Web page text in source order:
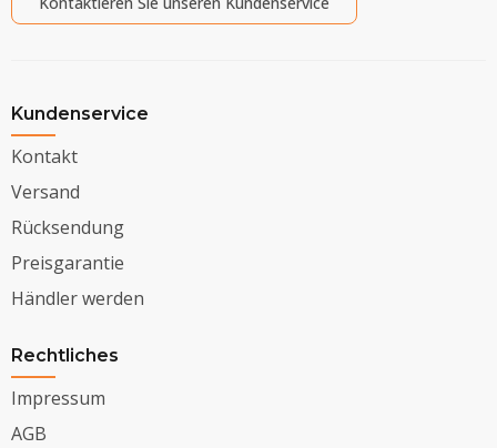
Kundenservice
Kontakt
Versand
Rücksendung
Preisgarantie
Händler werden
Rechtliches
Impressum
AGB